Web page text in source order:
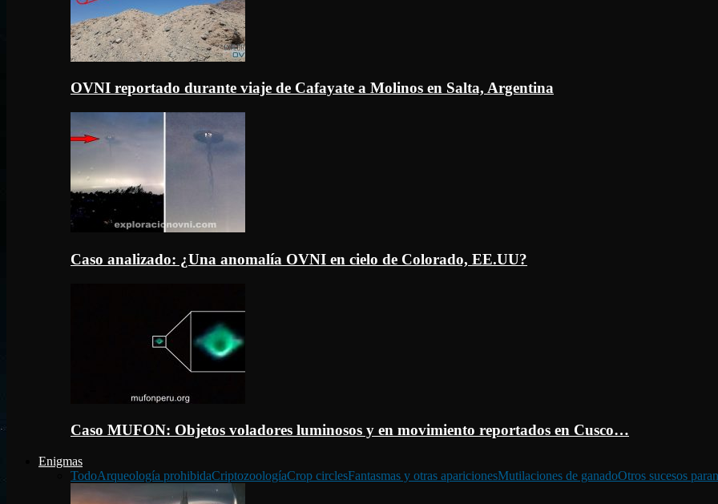
OVNI reportado durante viaje de Cafayate a Molinos en Salta, Argentina
Caso analizado: ¿Una anomalía OVNI en cielo de Colorado, EE.UU?
Caso MUFON: Objetos voladores luminosos y en movimiento reportados en Cusco…
Enigmas
TodoArqueología prohibidaCriptozoologíaCrop circlesFantasmas y otras aparicionesMutilaciones de ganadoOtros sucesos